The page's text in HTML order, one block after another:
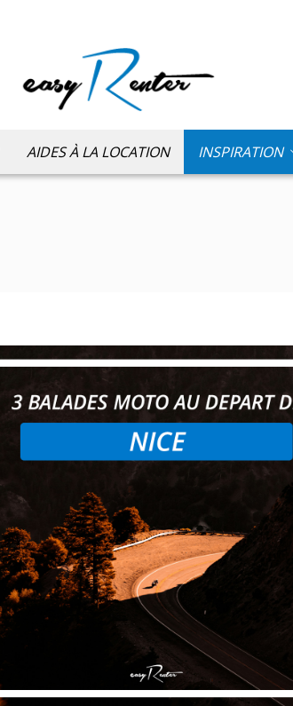
AIDES À LA LOCATION INSPIRATION